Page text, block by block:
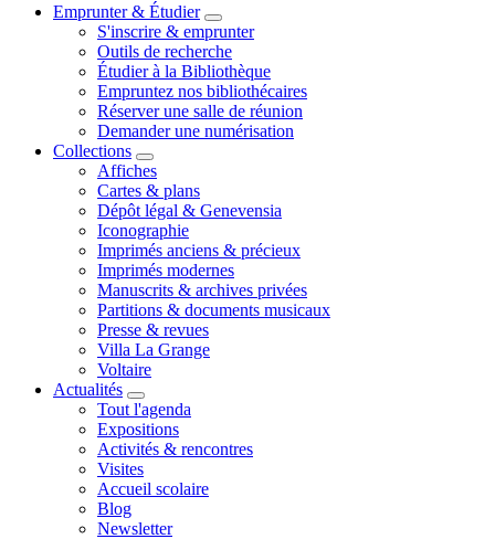
Emprunter & Étudier
S'inscrire & emprunter
Outils de recherche
Étudier à la Bibliothèque
Empruntez nos bibliothécaires
Réserver une salle de réunion
Demander une numérisation
Collections
Affiches
Cartes & plans
Dépôt légal & Genevensia
Iconographie
Imprimés anciens & précieux
Imprimés modernes
Manuscrits & archives privées
Partitions & documents musicaux
Presse & revues
Villa La Grange
Voltaire
Actualités
Tout l'agenda
Expositions
Activités & rencontres
Visites
Accueil scolaire
Blog
Newsletter